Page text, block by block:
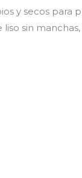
y secos para
sin